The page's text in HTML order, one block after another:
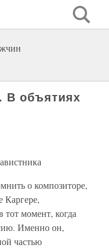
В объятиях
о композиторе,
тот момент, когда
Именно он,
частью